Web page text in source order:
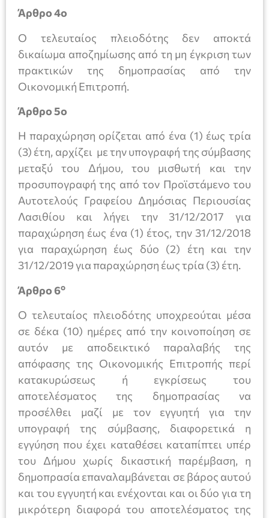
Άρθρο 4ο
Ο τελευταίος πλειοδότης δεν αποκτά
δικαίωμα αποζημίωσης από τη μη έγκριση των
πρακτικών της δημοπρασίας από την
Οικονομική Επιτροπή.
Άρθρο 5ο
Η παραχώρηση ορίζεται από ένα (1) έως τρία
(3) έτη, αρχίζει με την υπογραφή της σύμβασης
μεταξύ του Δήμου, του μισθωτή και την
προσυπογραφή της από τον Προϊστάμενο του
Αυτοτελούς Γραφείου Δημόσιας Περιουσίας
Λασιθίου και λήγει την 31/12/2017 για
παραχώρηση έως ένα (1) έτος, την 31/12/2018
για παραχώρηση έως δύο (2) έτη και την
31/12/2019 για παραχώρηση έως τρία (3) έτη.
Άρθρο 6ο
Ο τελευταίος πλειοδότης υποχρεούται μέσα
σε δέκα (10) ημέρες από την κοινοποίηση σε
αυτόν με αποδεικτικό παραλαβής της
απόφασης της Οικονομικής Επιτροπής περί
κατακυρώσεως ή εγκρίσεως του
αποτελέσματος της δημοπρασίας να
προσέλθει μαζί με τον εγγυητή για την
υπογραφή της σύμβασης, διαφορετικά η
εγγύηση που έχει καταθέσει καταπίπτει υπέρ
του Δήμου χωρίς δικαστική παρέμβαση, η
δημοπρασία επαναλαμβάνεται σε βάρος αυτού
και του εγγυητή και ενέχονται και οι δύο για τη
μικρότερη διαφορά του αποτελέσματος της